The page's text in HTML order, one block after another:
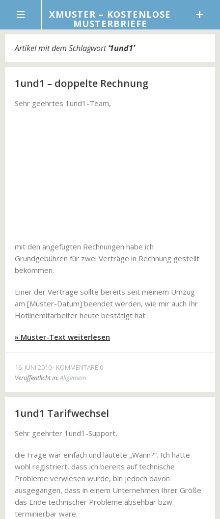
XMUSTER – KOSTENLOSE
MUSTERBRIEFE
Artikel mit dem Schlagwort‘1und1’
1und1 – doppelte Rechnung
Sehr geehrtes 1und1-Team,
mit den angefügten Rechnungen habe ich
Grundgebühren für zwei Verträge in Rechnung gestellt
bekommen.
Einer der Verträge sollte bereits seit meinem Umzug
am [Muster-Datum] beendet werden, wie mir auch Ihr
Hotlinemitarbeiter heute bestätigt hat.
» Muster-Text weiterlesen
16. JUNI 2010 KOMMENTARE 0
Veröffentlicht in:Allgemein
1und1 Tarifwechsel
Sehr geehrter 1und1-Support,
die Frage war einfach und lautete „Wann?“. Ich hatte
wohl registriert, dass ich bereits auf technische
Probleme verwiesen wurde, bin jedoch davon
ausgegangen, dass in einem Unternehmen Ihrer Größe
das Ende technischer Probleme absehbar bzw.
terminierbar wäre.